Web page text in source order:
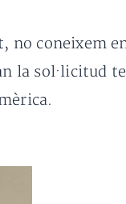
no coneixem
la sol·licitud